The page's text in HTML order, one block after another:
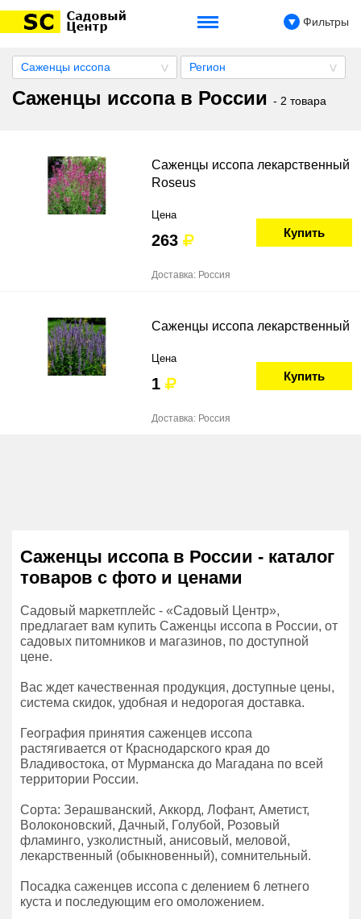
Фильтры
Саженцы иссопа Регион
Саженцы иссопа в России - 2 товара
Саженцы иссопа лекарственный
Roseus
Цена
263 Купить
Доставка: Россия
Саженцы иссопа лекарственный
Цена
1 Купить
Доставка: Россия
Саженцы иссопа в России - каталог
товаров с фото и ценами
Садовый маркетплейс - «Садовый Центр»,
предлагает вам купить Саженцы иссопа в России, от
садовых питомников и магазинов, по доступной
цене.
Вас ждет качественная продукция, доступные цены,
система скидок, удобная и недорогая доставка.
География принятия саженцев иссопа
растягивается от Краснодарского края до
Владивостока, от Мурманска до Магадана по всей
территории России.
Сорта: Зерашванский, Аккорд, Лофант, Аметист,
Волоконовский, Дачный, Голубой, Розовый
фламинго, узколистный, анисовый, меловой,
лекарственный (обыкновенный), сомнительный.
Посадка саженцев иссопа с делением 6 летнего
куста и последующим его омоложением.